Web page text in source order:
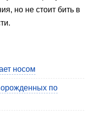
но не стоит бить в
носом
по